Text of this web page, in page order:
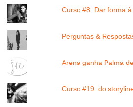
Curso #8: Dar forma
Perguntas &
Arena ganha Palma
Curso #19: do